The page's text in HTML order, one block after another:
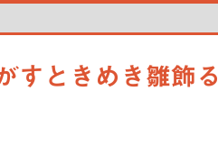
すときめき雛飾る